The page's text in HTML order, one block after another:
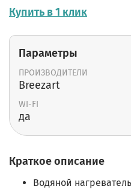
Купить в 1 клик
Параметры
ПРОИЗВОДИТЕЛИ
Breezart
WI-FI
да
Краткое описание
Водяной